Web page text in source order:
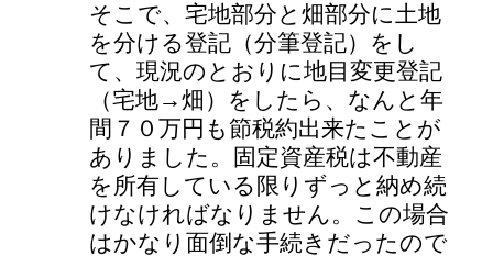
そこで、宅地部分と畑部分に土地
を分ける登記（分筆登記）をし
て、現況のとおりに地目変更登記
（宅地→畑）をしたら、なんと年
間７０万円も節税約出来たことが
ありました。固定資産税は不動産
を所有している限りずっと納め続
けなければなりません。この場合
はかなり面倒な手続きだったので